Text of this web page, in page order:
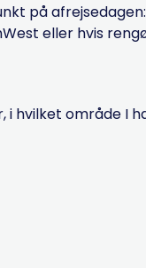
på afrejsedagen:
eller hvis
i hvilket område I